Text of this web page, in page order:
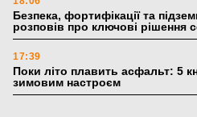
Безпека, фортифікації та
розповів про ключові рішення
17:39
Поки літо плавить асфальт: 5
зимовим настроєм